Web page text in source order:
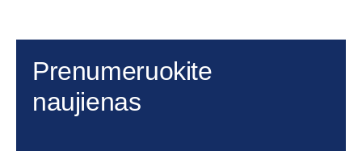
Prenumeruokite
naujienas